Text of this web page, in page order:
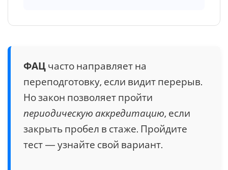
ФАЦ часто направляет на
переподготовку, если видит перерыв.
Но закон позволяет пройти
периодическую аккредитацию, если
закрыть пробел в стаже. Пройдите
тест — узнайте свой вариант.